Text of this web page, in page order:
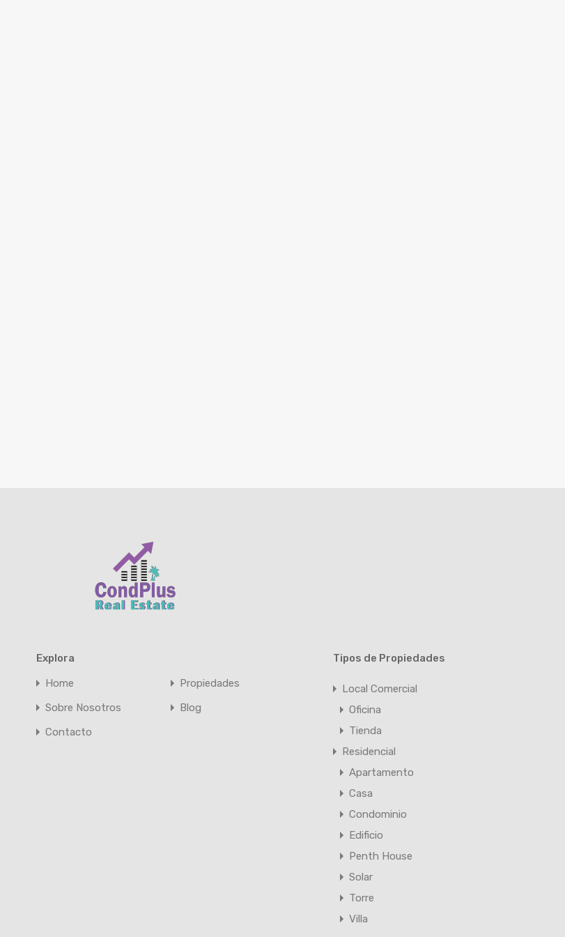
Explora
Home
Propiedades
Sobre Nosotros
Blog
Contacto
Tipos de Propiedades
Local Comercial
Oficina
Tienda
Residencial
Apartamento
Casa
Condominio
Edificio
Penth House
Solar
Torre
Villa